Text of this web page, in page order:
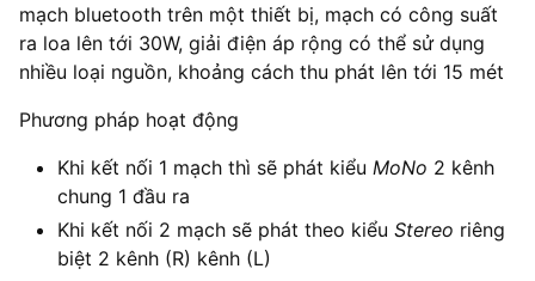
mạch bluetooth trên một thiết bị, mạch có công suất
ra loa lên tới 30W, giải điện áp rộng có thể sử dụng
nhiều loại nguồn, khoảng cách thu phát lên tới 15 mét
Phương pháp hoạt động
Khi kết nối 1 mạch thì sẽ phát kiểu MoNo 2 kênh
chung 1 đầu ra
Khi kết nối 2 mạch sẽ phát theo kiểu Stereo riêng
biệt 2 kênh (R) kênh (L)